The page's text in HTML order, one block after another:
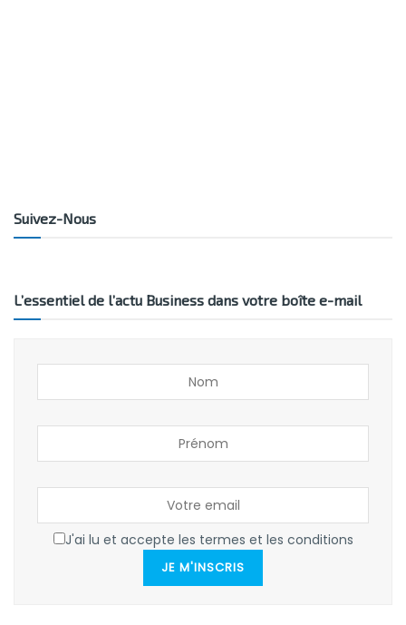
Suivez-Nous
L’essentiel de l’actu Business dans votre boîte e-mail
J'ai lu et accepte les termes et les conditions
JE M'INSCRIS